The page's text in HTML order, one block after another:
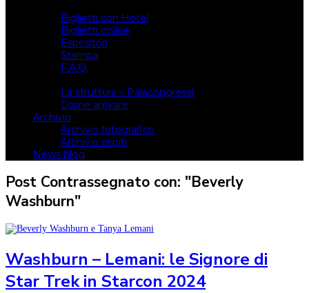
Biglietti con Hotel
Biglietti online
Espositori
Stampa
F.A.Q.
La struttura – Palacongressi
Come arrivare
Archivio
Archivio fotografico
Archivio ospiti
News blog
Post Contrassegnato con: "Beverly
Washburn"
Washburn – Lemani: le Signore di
Star Trek in Starcon 2024